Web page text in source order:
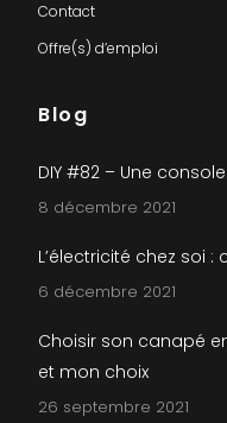
Contact
Offre(s) d’emploi
Blog
DIY #82 – Une
8 décembre 2021
L’électricité chez soi
6 décembre 2021
Choisir son canapé
et mon choix
26 septembre 2021